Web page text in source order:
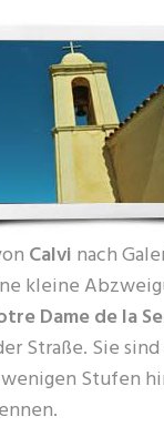
Calvi nach
kleine
Dame de la
Straße. Sie
Stufen